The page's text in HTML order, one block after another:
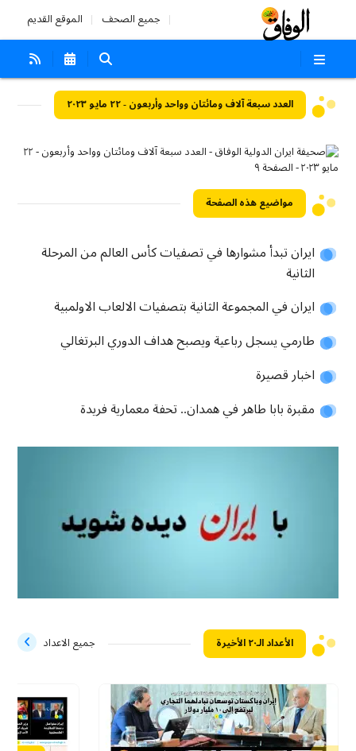
جميع الصحف الموقع القديم
العدد سبعة آلاف ومائتان وواحد وأربعون - ٢٢ مايو ٢٠٢٣
مواضيع هذه الصفحة
ايران تبدأ مشوارها في تصفيات كأس العالم من المرحلة
الثانية
ايران في المجموعة الثانية بتصفيات الالعاب الاولمبية
طارمي يسجل رباعية ويصبح هداف الدوري البرتغالي
اخبار قصيرة
مقبرة بابا طاهر في همدان.. تحفة معمارية فريدة
الأعداد الـ۲۰ الأخيرة جميع الاعداد